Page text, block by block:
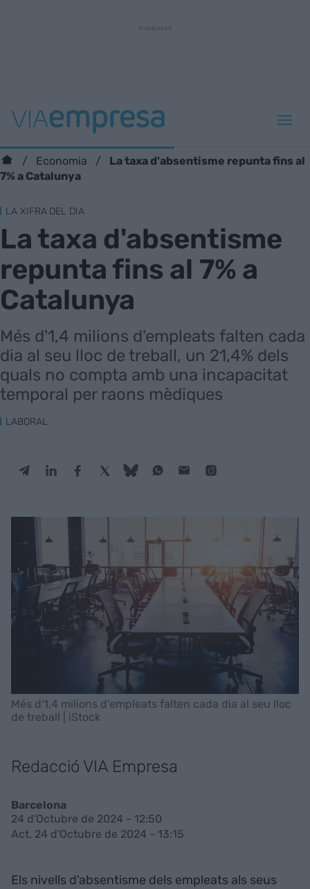
Economia
La taxa d'absentisme repunta fins al
7% a Catalunya
LA XIFRA DEL DIA
La taxa d'absentisme
repunta fins al 7% a
Catalunya
Més d'1,4 milions d'empleats falten cada
dia al seu lloc de treball, un 21,4% dels
quals no compta amb una incapacitat
temporal per raons mèdiques
LABORAL
Més d'1,4 milions d'empleats falten cada dia al seu lloc
de treball | iStock
Redacció VIA Empresa
Barcelona
24 d'Octubre de 2024 - 12:50
Act. 24 d'Octubre de 2024 - 13:15
Els nivells d'absentisme dels empleats als seus